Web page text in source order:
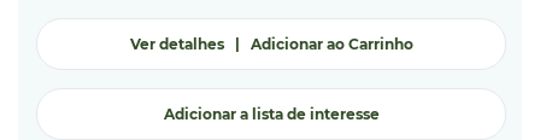
Ver detalhes| Adicionar ao Carrinho
Adicionar a lista de interesse